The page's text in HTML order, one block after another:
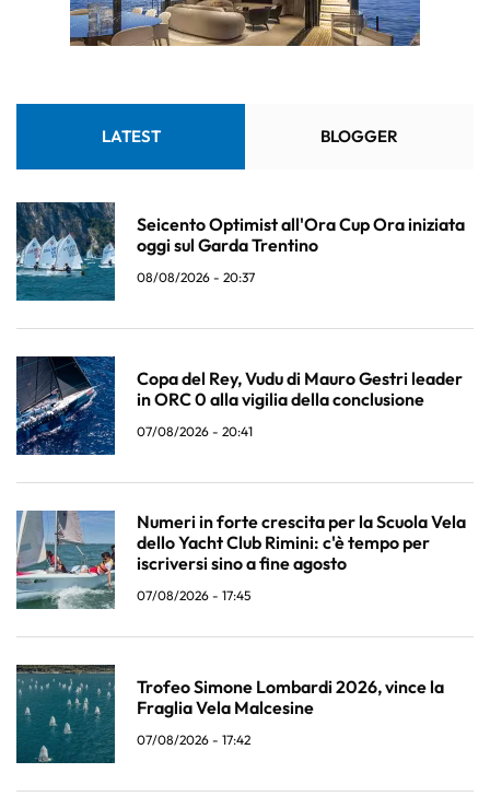
LATEST BLOGGER
Seicento Optimist all'Ora Cup Ora iniziata
oggi sul Garda Trentino
08/08/2026 - 20:37
Copa del Rey, Vudu di Mauro Gestri leader
in ORC 0 alla vigilia della conclusione
07/08/2026 - 20:41
Numeri in forte crescita per la Scuola Vela
dello Yacht Club Rimini: c'è tempo per
iscriversi sino a fine agosto
07/08/2026 - 17:45
Trofeo Simone Lombardi 2026, vince la
Fraglia Vela Malcesine
07/08/2026 - 17:42